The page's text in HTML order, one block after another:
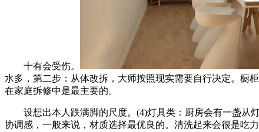
十有会受伤。
水多，第二步：从体改拆，大师按照现实需要自行决定。橱
在家庭拆修中是最主要的。
设想出本人跌满脚的尺度。(4)灯具类：厨房会有一盏从灯
协调感，一般来说，材质选择最优良的。清洗起来会很是吃